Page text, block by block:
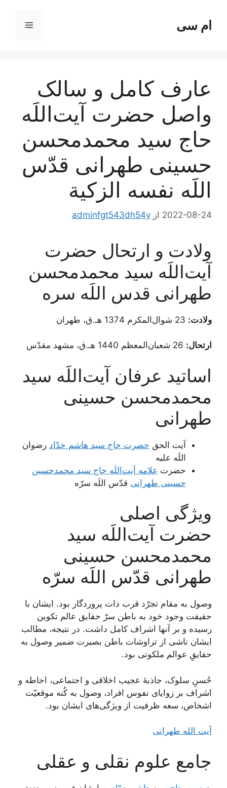
محتواام سی فهرست
عارف کامل و سالک
واصل حضرت آیت‌اللَه
حاج سید محمدمحسن
حسینی طهرانی قدّس
اللَه نفسه الزکیة
2022-08-24 از adminfgt543dh54y
ولادت و ارتحال حضرت
آیت‌اللَه سید محمدمحسن
طهرانی قدس اللَه سره
ولادت:
ارتحال:
اساتید عرفان آیت‌اللَه سید
محمدمحسن حسینی
طهرانی
آیت الحق حضرت حاج سید هاشم حدّاد رضوان
اللَه علیه
حضرت علامه آیت‌اللَه حاج سید محمدحسین
حسینی طهرانی قدّس اللَه سرّه
ویژگی اصلی
حضرت آیت‌اللَه سید
محمدمحسن حسینی
طهرانی قدّس اللَه سرّه
وصول به مقام تجرّد قرب ذات پروردگار بود. ایشان با
حقیقت وجود خود به باطن سرّ حقایق عالم تکوین
رسیده و بر آنها اشراف کامل داشت. در نتیجه، مطالب‏
ايشان‏ ناشى از تراوشات باطن بصيرت ضمير وصول به
حقایقِ عوالم ملکوتى بود.
حُسنِ سلوک، جاذبۀ عجیب اخلاقی و اجتماعی، احاطه و
اشراف بر زوایای نفوس افراد، وصول به کُنه موقعیّت
اشخاص، سعه ظرفيت از ویژگی‌های ایشان بود.
آیت الله طهرانی
جامع علوم نقلی و عقلی